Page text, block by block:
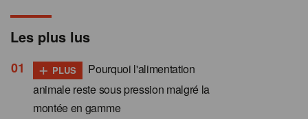
Les plus lus
+ PLUS
Pourquoi l'alimentation
animale reste sous pression malgré la
montée en gamme